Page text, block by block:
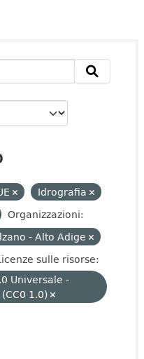
Idrografia
Organizzazioni:
- Alto Adige
sulle risorse:
Universale -
1.0)